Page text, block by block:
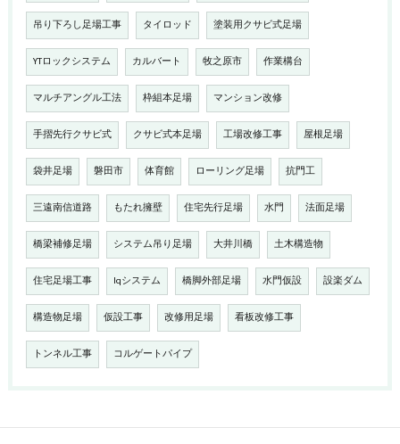
吊り下ろし足場工事 タイロッド 塗装用クサビ式足場
YTロックシステム カルバート 牧之原市 作業構台
マルチアングル工法 枠組本足場 マンション改修
手摺先行クサビ式 クサビ式本足場 工場改修工事 屋根足場
袋井足場 磐田市 体育館 ローリング足場 抗門工
三遠南信道路 もたれ擁壁 住宅先行足場 水門 法面足場
橋梁補修足場 システム吊り足場 大井川橋 土木構造物
住宅足場工事 Iqシステム 橋脚外部足場 水門仮設 設楽ダム
構造物足場 仮設工事 改修用足場 看板改修工事
トンネル工事 コルゲートパイプ